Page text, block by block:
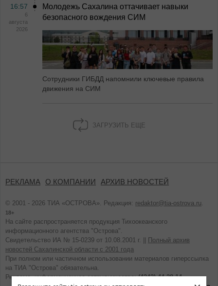
16:57
6
августа
2026
Молодежь Сахалина оттачивает навыки
безопасного вождения СИМ
Сотрудники ГИБДД напомнили ключевые правила
движения на СИМ
ЗАГРУЗИТЬ ЕЩЕ
РЕКЛАМА О КОМПАНИИ АРХИВ НОВОСТЕЙ
© 2001 - 2026 ТИА «ОСТРОВА». Редакция: redaktor@tia-ostrova.ru
18+
На сайте распространяется продукция Тихоокеанского
информационного агентства "Острова".
Свидетельство ИА № 15-0239 от 10.08.2001 г. || Полный архив
новостей Сахалинской области с 2001 года
При полном или частичном использовании материалов гиперссылка
на ТИА "Острова" обязательна.
Реклама, информационное сотрудничество:(4242) 44-28-14.